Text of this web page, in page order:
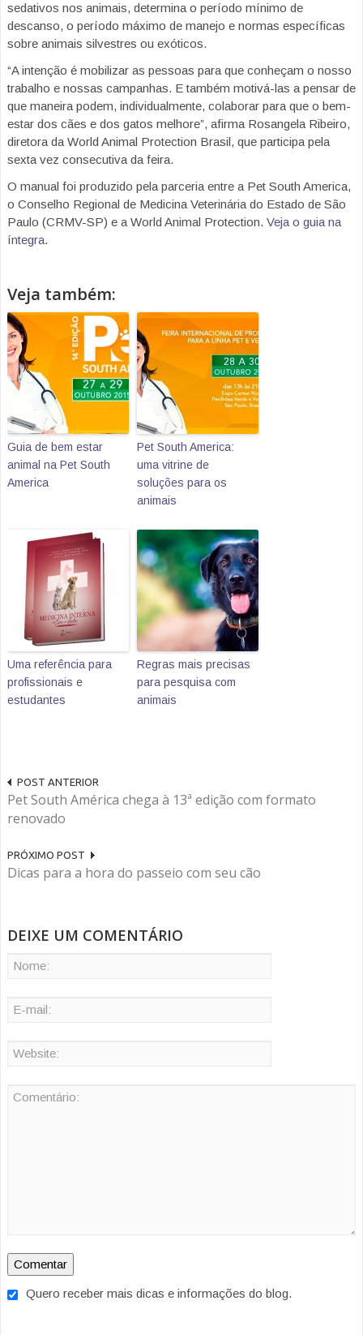
sedativos nos animais, determina o período mínimo de
descanso, o período máximo de manejo e normas específicas
sobre animais silvestres ou exóticos.
“A intenção é mobilizar as pessoas para que conheçam o nosso
trabalho e nossas campanhas. E também motivá-las a pensar de
que maneira podem, individualmente, colaborar para que o bem-
estar dos cães e dos gatos melhore”, afirma Rosangela Ribeiro,
diretora da World Animal Protection Brasil, que participa pela
sexta vez consecutiva da feira.
O manual foi produzido pela parceria entre a Pet South America,
o Conselho Regional de Medicina Veterinária do Estado de São
Paulo (CRMV-SP) e a World Animal Protection. Veja o guia na
íntegra.
Veja também:
Guia de bem estar
animal na Pet South
America
Pet South America:
uma vitrine de
soluções para os
animais
Uma referência para
profissionais e
estudantes
Regras mais precisas
para pesquisa com
animais
POST ANTERIOR
Pet South América chega à 13ª edição com formato
renovado
PRÓXIMO POST
Dicas para a hora do passeio com seu cão
DEIXE UM COMENTÁRIO
Quero receber mais dicas e informações do blog.